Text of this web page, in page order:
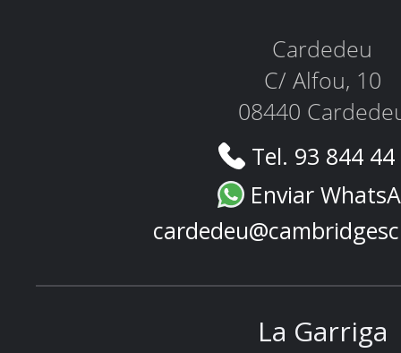
Cardedeu
C/ Alfou, 10
08440
Tel. 93 844
Enviar
La Garriga